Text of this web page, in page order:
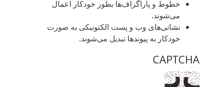
خطوط و پاراگراف‌ها بطور خودکار اعمال
می‌شوند.
نشانی‌های وب و پست الکتونیکی به صورت
خودکار به پیوند‌ها تبدیل می‌شوند.
CAPTCHA